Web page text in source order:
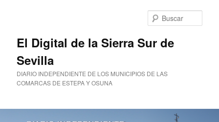
El Digital de la Sierra Sur de
Sevilla
DIARIO INDEPENDIENTE DE LOS MUNICIPIOS DE LAS
COMARCAS DE ESTEPA Y OSUNA